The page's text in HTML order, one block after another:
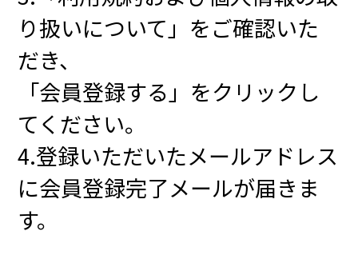
り扱いについて」をご確認いた
だき、
「会員登録する」をクリックし
てください。
4.登録いただいたメールアドレス
に会員登録完了メールが届きま
す。